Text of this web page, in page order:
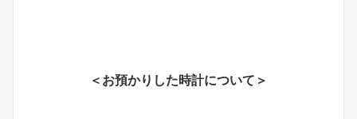
＜お預かりした時計について＞